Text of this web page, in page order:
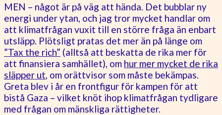
MEN – något är på väg att hända. Det bubblar ny
energi under ytan, och jag tror mycket handlar om
att klimatfrågan vuxit till en större fråga än enbart
utsläpp. Plötsligt pratas det mer än på länge om
”Tax the rich” (alltså att beskatta de rika mer för
att finansiera samhället), om hur mer mycket de rika
släpper ut, om orättvisor som måste bekämpas.
Greta blev i år en frontfigur för kampen för att
bistå Gaza – vilket knöt ihop klimatfrågan tydligare
med frågan om mänskliga rättigheter.